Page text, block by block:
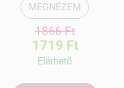
MEGNÉZEM
1866 Ft
1719 Ft
Elérhetõ